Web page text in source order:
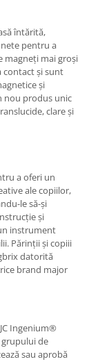
întărită,
pentru a
magneți mai groși
contact și sunt
și
nou produs unic
clare și
a oferi un
ale copiilor,
le să-și
și
instrument
Părinții și copiii
datorită
brand major
Ingenium®
grupului de
sau aprobă